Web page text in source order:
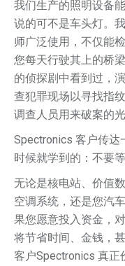
我们生产的照明设备
说的可不是车头灯。
师广泛使用，不仅能
您每天行驶其上的桥
的侦探剧中看到过，
查犯罪现场以寻找指
调查人员用来破案的
Spectronics 客户传达
时候就学到的：不要
无论是核电站、价值
空调系统，还是您汽
果您愿意投入资金，
将节省时间、金钱，
客户Spectronics 真正